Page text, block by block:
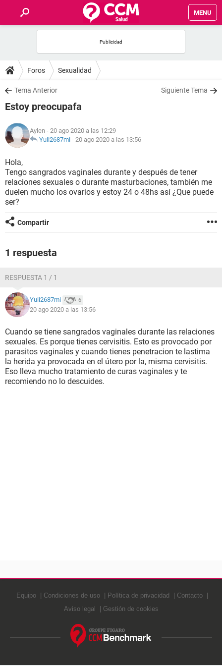
MENU
FOROS
SALUD
FAMILIA
NUTRICIÓN
BIENESTAR
SEXUALIDAD
GLOSARIO
Foros Sexualidad
Tema Anterior Siguiente Tema
Estoy preocupafa
Aylen - 20 ago 2020 a las 12:29
Yuli2687mi - 20 ago 2020 a las 13:56
Hola,
Tengo sangrados vaginales durante y después de tener
relaciones sexuales o durante masturbaciones, también me
duelen mucho los ovarios y estoy 24 o 48hs así ¿Que puede
ser?
Compartir
1 respuesta
RESPUESTA 1 / 1
Yuli2687mi 6
20 ago 2020 a las 13:56
Cuando se tiene sangrados vaginales durante las relaciones
sexuales. Es porque tienes cervisitis. Esto es provocado por
parasitos vaginales y cuando tienes penetracion te lastima
la herida ya provocada en el útero por la, misma cervisitis.
Eso lleva mucho tratamiento de curas vaginales y te
recomiendo no lo descuides.
Equipo Condiciones de uso Política de privacidad
Contacto
Aviso legal
Gestión de cookies